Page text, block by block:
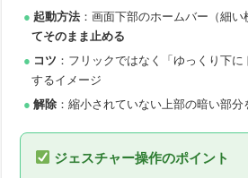
起動方法 ：画面下部のホームバー（細い
てそのまま止める
コツ ：フリックではなく「ゆっくり下に
するイメージ
解除 ：縮小されていない上部の暗い部分
ジェスチャー操作のポイント